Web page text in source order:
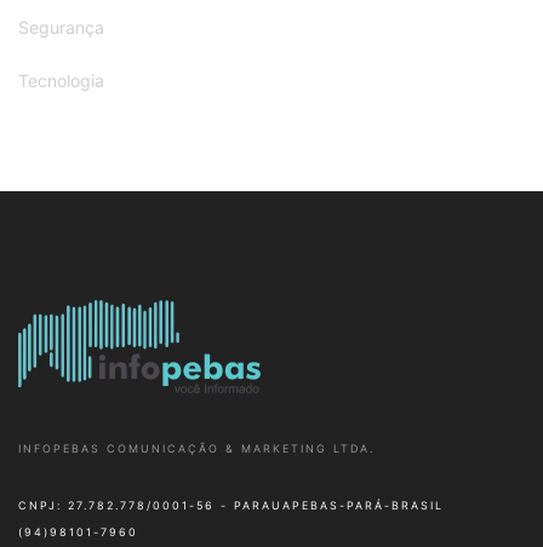
Segurança
Tecnologia
INFOPEBAS COMUNICAÇÃO & MARKETING LTDA.
CNPJ: 27.782.778/0001-56 - PARAUAPEBAS-PARÁ-BRASIL
(94)98101-7960